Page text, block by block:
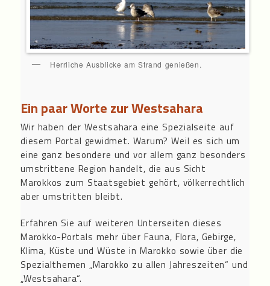
Herrliche Ausblicke am Strand genießen.
Ein paar Worte zur Westsahara
Wir haben der Westsahara eine Spezialseite auf
diesem Portal gewidmet. Warum? Weil es sich um
eine ganz besondere und vor allem ganz besonders
umstrittene Region handelt, die aus Sicht
Marokkos zum Staatsgebiet gehört, völkerrechtlich
aber umstritten bleibt.
Erfahren Sie auf weiteren Unterseiten dieses
Marokko-Portals mehr über Fauna, Flora, Gebirge,
Klima, Küste und Wüste in Marokko sowie über die
Spezialthemen „Marokko zu allen Jahreszeiten“ und
„Westsahara“.